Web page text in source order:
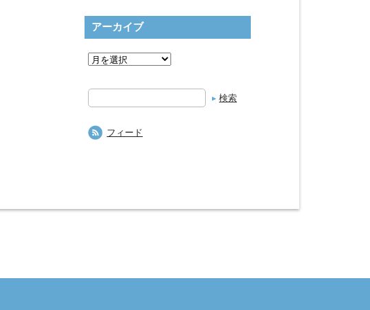
アーカイブ
索
フィード